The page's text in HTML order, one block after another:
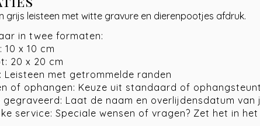
grijs leisteen met witte gravure en dierenpootjes afdruk.
in twee formaten:
10 x 10 cm
20 x 20 cm
Leisteen met getrommelde randen
of ophangen: Keuze uit standaard of
gegraveerd: Laat de naam en overlijdensdatum van
service: Speciale wensen of vragen? Zet het in